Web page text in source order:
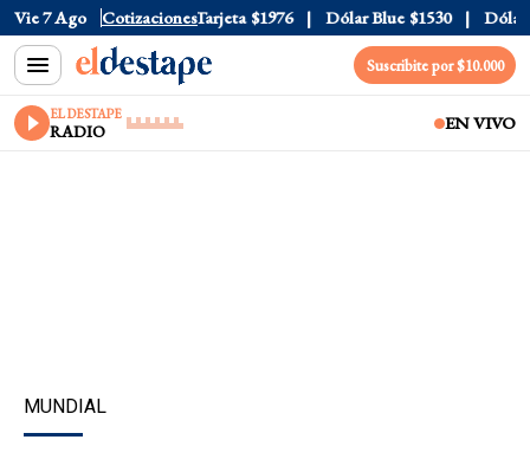
Vie 7 Ago Cotizaciones
$1520 Dólar Tarjeta $1976 Dólar Blue $1530 Dólar
Suscribite por $10.000
EL DESTAPE
RADIO EN VIVO
MUNDIAL